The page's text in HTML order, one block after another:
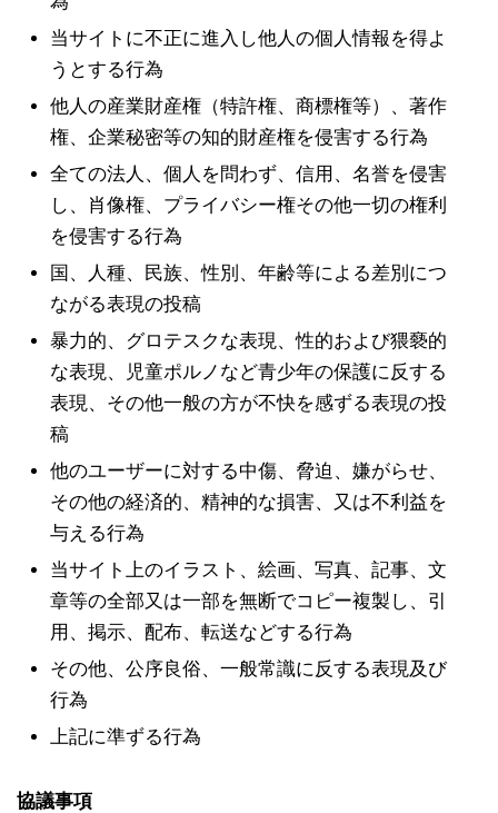
当サイトに不正に進入し他人の個人情報を得よ
うとする行為
他人の産業財産権（特許権、商標権等）、著作
権、企業秘密等の知的財産権を侵害する行為
全ての法人、個人を問わず、信用、名誉を侵害
し、肖像権、プライバシー権その他一切の権利
を侵害する行為
国、人種、民族、性別、年齢等による差別につ
ながる表現の投稿
暴力的、グロテスクな表現、性的および猥褻的
な表現、児童ポルノなど青少年の保護に反する
表現、その他一般の方が不快を感ずる表現の投
稿
他のユーザーに対する中傷、脅迫、嫌がらせ、
その他の経済的、精神的な損害、又は不利益を
与える行為
当サイト上のイラスト、絵画、写真、記事、文
章等の全部又は一部を無断でコピー複製し、引
用、掲示、配布、転送などする行為
その他、公序良俗、一般常識に反する表現及び
行為
上記に準ずる行為
協議事項